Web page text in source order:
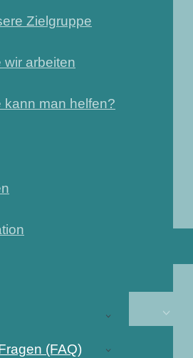
Zielgruppe
wir arbeiten
kann man helfen?
(FAQ)